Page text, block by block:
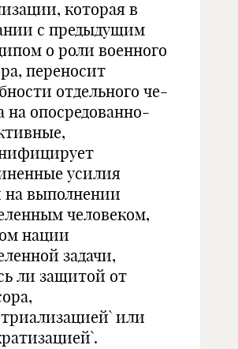
которая в
с предыдущим
о роли военного
переносит
отдельного че-
на опосредованно-
усилия
на выполнении
человеком,
нации
задачи,
ли защитой от
или